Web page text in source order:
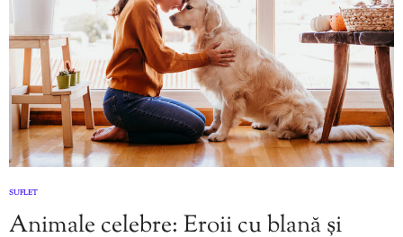
SUFLET
Animale celebre: Eroii cu blană și